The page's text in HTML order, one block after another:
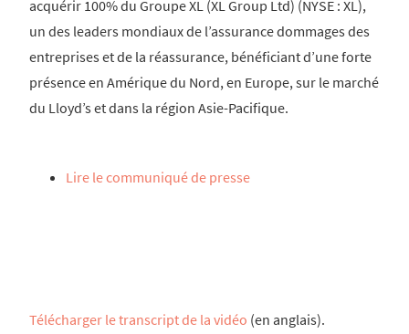
acquérir 100% du Groupe XL (XL Group Ltd) (NYSE : XL),
un des leaders mondiaux de l’assurance dommages des
entreprises et de la réassurance, bénéficiant d’une forte
présence en Amérique du Nord, en Europe, sur le marché
du Lloyd’s et dans la région Asie-Pacifique.
Lire le communiqué de presse
Télécharger le transcript de la vidéo (en anglais).